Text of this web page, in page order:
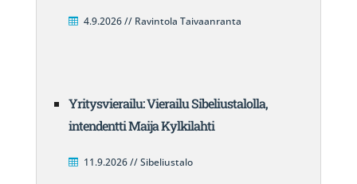
4.9.2026 // Ravintola Taivaanranta
Yritysvierailu: Vierailu Sibeliustalolla,
intendentti Maija Kylkilahti
11.9.2026 // Sibeliustalo